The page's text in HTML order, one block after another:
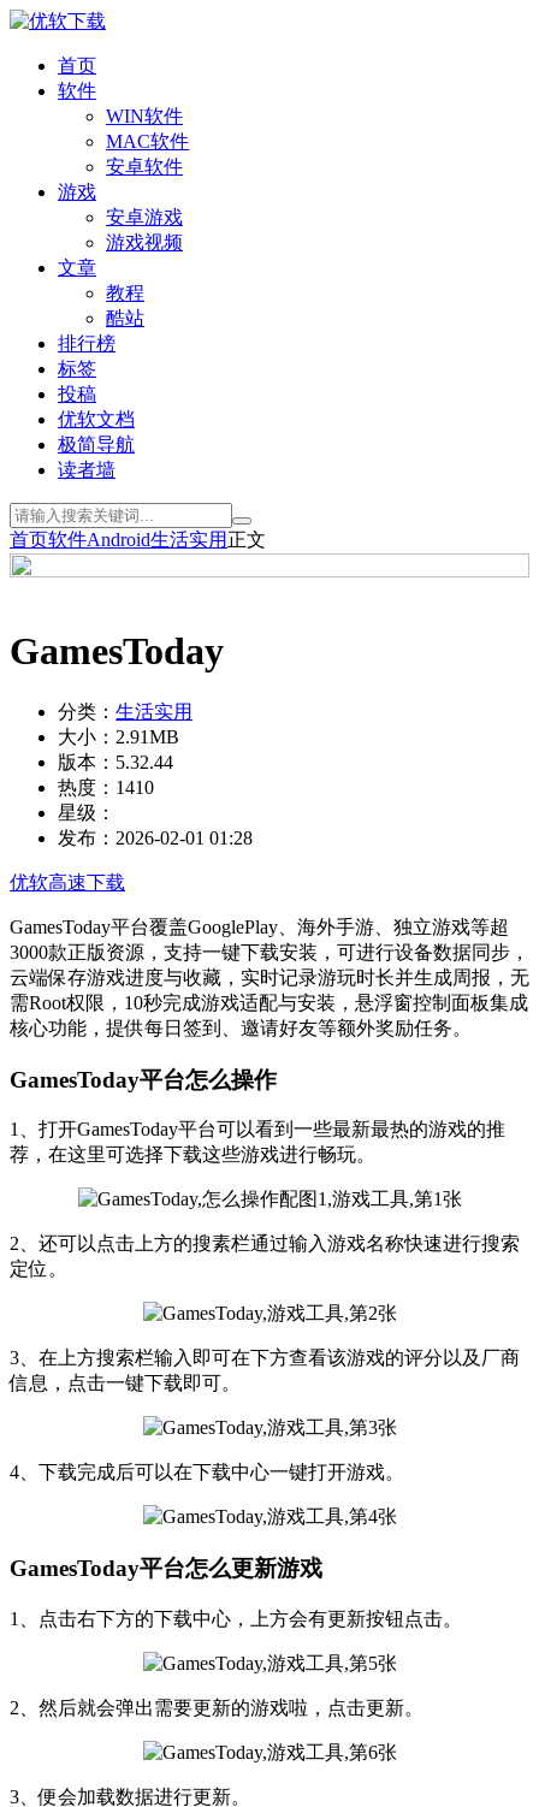
首页
软件
WIN软件
MAC软件
安卓软件
游戏
安卓游戏
游戏视频
文章
教程
酷站
排行榜
标签
投稿
优软文档
极简导航
读者墙
首页软件Android生活实用 正文
GamesToday
分类： 生活实用
大小： 2.91MB
版本： 5.32.44
热度： 1410
星级：
发布： 2026-02-01 01:28
优软高速下载
GamesToday平台覆盖GooglePlay、海外手游、独立游戏等超
3000款正版资源，支持一键下载安装，可进行设备数据同步，
云端保存游戏进度与收藏，实时记录游玩时长并生成周报，无
需Root权限，10秒完成游戏适配与安装，悬浮窗控制面板集成
核心功能，提供每日签到、邀请好友等额外奖励任务。
GamesToday平台怎么操作
1、打开GamesToday平台可以看到一些最新最热的游戏的推
荐，在这里可选择下载这些游戏进行畅玩。
2、还可以点击上方的搜素栏通过输入游戏名称快速进行搜索
定位。
3、在上方搜索栏输入即可在下方查看该游戏的评分以及厂商
信息，点击一键下载即可。
4、下载完成后可以在下载中心一键打开游戏。
GamesToday平台怎么更新游戏
1、点击右下方的下载中心，上方会有更新按钮点击。
2、然后就会弹出需要更新的游戏啦，点击更新。
3、便会加载数据进行更新。